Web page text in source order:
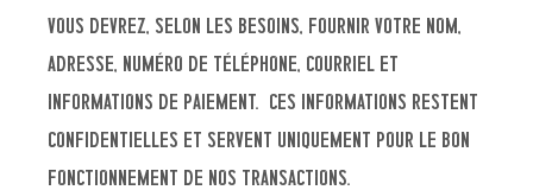
Vous devrez, selon les besoins, fournir votre nom,
adresse, numéro de téléphone, courriel et
informations de paiement. Ces informations restent
confidentielles et servent uniquement pour le bon
fonctionnement de nos transactions.